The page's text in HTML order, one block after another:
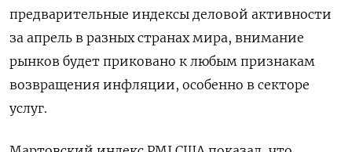
предварительные индексы деловой активности
за апрель в разных странах мира, внимание
рынков будет приковано к любым признакам
возвращения инфляции, особенно в секторе
услуг.